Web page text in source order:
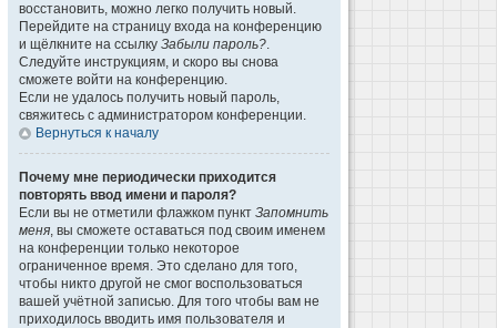
восстановить, можно легко получить новый.
Перейдите на страницу входа на конференцию
и щёлкните на ссылку Забыли пароль?.
Следуйте инструкциям, и скоро вы снова
сможете войти на конференцию.
Если не удалось получить новый пароль,
свяжитесь с администратором конференции.
Вернуться к началу
Почему мне периодически приходится
повторять ввод имени и пароля?
Если вы не отметили флажком пункт Запомнить
меня, вы сможете оставаться под своим именем
на конференции только некоторое
ограниченное время. Это сделано для того,
чтобы никто другой не смог воспользоваться
вашей учётной записью. Для того чтобы вам не
приходилось вводить имя пользователя и